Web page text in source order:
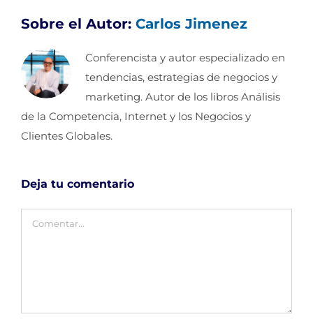
Sobre el Autor: Carlos Jimenez
Conferencista y autor especializado en
tendencias, estrategias de negocios y
marketing. Autor de los libros Análisis
de la Competencia, Internet y los Negocios y
Clientes Globales.
Deja tu comentario
Comentar